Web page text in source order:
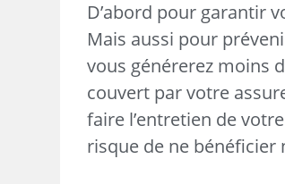
D’abord pour garantir
Mais aussi pour
vous générerez moins
couvert par votre
faire l’entretien de
risque de ne